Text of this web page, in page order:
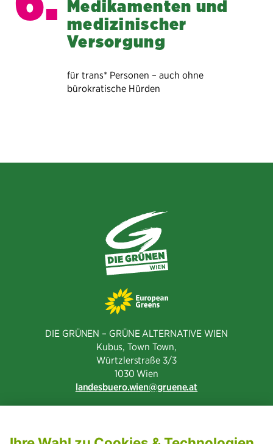
Medikamenten und
medizinischer
Versorgung
für trans* Personen – auch ohne
bürokratische Hürden
DIE GRÜNEN – GRÜNE ALTERNATIVE WIEN
Kubus, Town Town,
Würtzlerstraße 3/3​
1030 Wien
landesbuero.wien
gruene.at